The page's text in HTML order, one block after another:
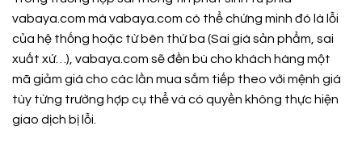
vabaya.com mà vabaya.com có thể chứng minh đó là lỗi
của hệ thống hoặc từ bên thứ ba (Sai giá sản phẩm, sai
xuất xứ…), vabaya.com sẽ đền bù cho khách hàng một
mã giảm giá cho các lần mua sắm tiếp theo với mệnh giá
tùy từng trường hợp cụ thể và có quyền không thực hiện
giao dịch bị lỗi.